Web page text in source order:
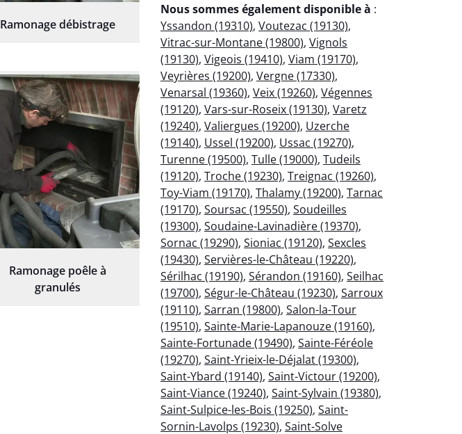
Ramonage débistrage
Ramonage poêle à
granulés
Nous sommes également disponible à :
Yssandon (19310), Voutezac (19130),
Vitrac-sur-Montane (19800), Vignols
(19130), Vigeois (19410), Viam (19170),
Veyrières (19200), Vergne (17330),
Venarsal (19360), Veix (19260), Végennes
(19120), Vars-sur-Roseix (19130), Varetz
(19240), Valiergues (19200), Uzerche
(19140), Ussel (19200), Ussac (19270),
Turenne (19500), Tulle (19000), Tudeils
(19120), Troche (19230), Treignac (19260),
Toy-Viam (19170), Thalamy (19200), Tarnac
(19170), Soursac (19550), Soudeilles
(19300), Soudaine-Lavinadière (19370),
Sornac (19290), Sioniac (19120), Sexcles
(19430), Servières-le-Château (19220),
Sérilhac (19190), Sérandon (19160), Seilhac
(19700), Ségur-le-Château (19230), Sarroux
(19110), Sarran (19800), Salon-la-Tour
(19510), Sainte-Marie-Lapanouze (19160),
Sainte-Fortunade (19490), Sainte-Féréole
(19270), Saint-Yrieix-le-Déjalat (19300),
Saint-Ybard (19140), Saint-Victour (19200),
Saint-Viance (19240), Saint-Sylvain (19380),
Saint-Sulpice-les-Bois (19250), Saint-
Sornin-Lavolps (19230), Saint-Solve